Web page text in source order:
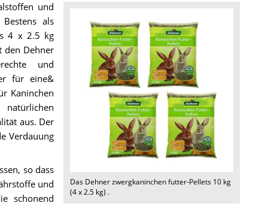
Das Dehner zwergkaninchen futter-Pellets 10 kg
(4 x 2.5 kg) .
und
als
4 x 2.5 kg
den Dehner
und
für eine&
Kaninchen
aus. Der
Verdauung
so dass
und
schonend